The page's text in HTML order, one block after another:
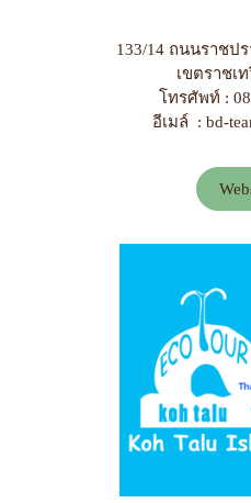
133/14 ถนนราชป
เขตราชเ
โทรศัพท์ :
อีเมล์ : bd-